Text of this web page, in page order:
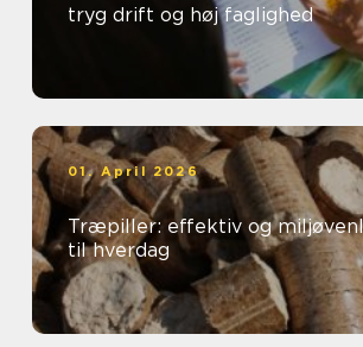
tryg drift og høj faglighed
01. April 2026
Træpiller: effektiv og
til hverdag